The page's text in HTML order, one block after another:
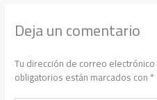
Deja un comentario
Tu dirección de correo
obligatorios están marcados con*